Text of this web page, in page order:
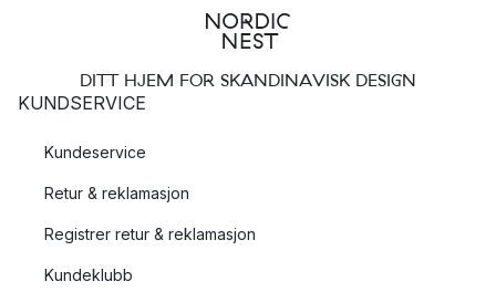
DITT HJEM FOR SKANDINAVISK DESIGN
KUNDSERVICE
Kundeservice
Retur & reklamasjon
Registrer retur & reklamasjon
Kundeklubb